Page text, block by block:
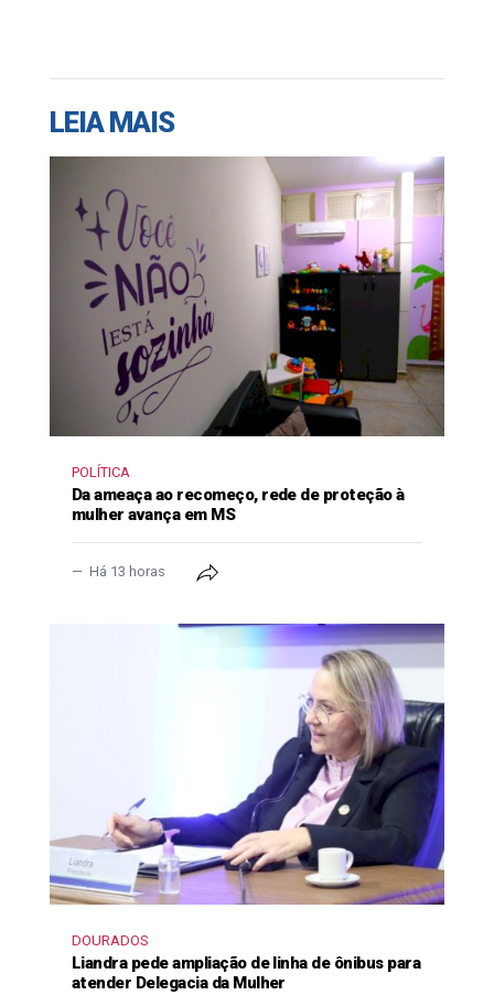
LEIA MAIS
POLÍTICA
Da ameaça ao recomeço, rede de proteção à
mulher avança em MS
Há 13 horas
DOURADOS
Liandra pede ampliação de linha de ônibus para
atender Delegacia da Mulher